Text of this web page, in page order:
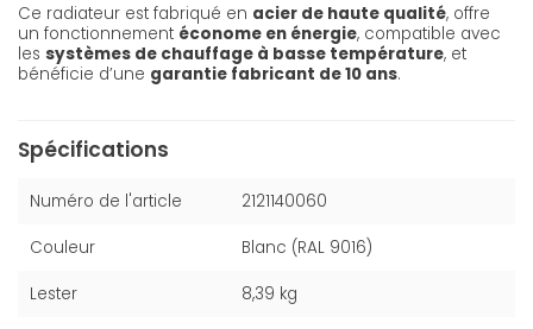
Ce radiateur est fabriqué en acier de haute qualité, offre
un fonctionnement économe en énergie, compatible avec
les systèmes de chauffage à basse température, et
bénéficie d’une garantie fabricant de 10 ans.
Spécifications
Numéro de l'article 2121140060
Couleur Blanc (RAL 9016)
Lester 8,39 kg